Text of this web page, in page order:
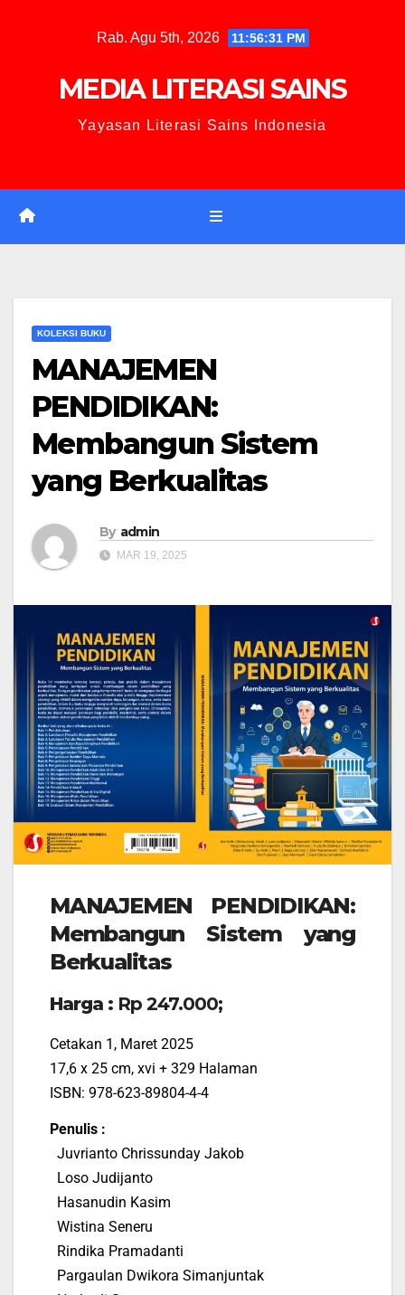
Rab. Agu 5th, 2026 11:56:32 PM
MEDIA LITERASI SAINS
Yayasan Literasi Sains Indonesia
KOLEKSI BUKU
MANAJEMEN
PENDIDIKAN:
Membangun Sistem
yang Berkualitas
By admin
MAR 19, 2025
MANAJEMEN PENDIDIKAN:
Membangun Sistem yang
Berkualitas
Harga : Rp 247.000;
Cetakan 1, Maret 2025
17,6 x 25 cm, xvi + 329 Halaman
ISBN: 978-623-89804-4-4
Penulis :
Juvrianto Chrissunday Jakob
Loso Judijanto
Hasanudin Kasim
Wistina Seneru
Rindika Pramadanti
Pargaulan Dwikora Simanjuntak